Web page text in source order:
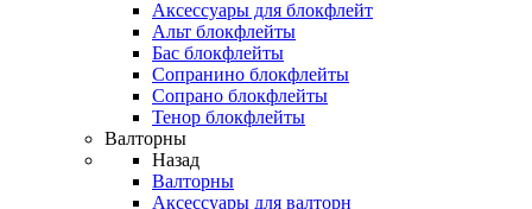
Аксессуары для блокфлейт
Альт блокфлейты
Бас блокфлейты
Сопранино блокфлейты
Сопрано блокфлейты
Тенор блокфлейты
Валторны
Назад
Валторны
Аксессуары для валторн